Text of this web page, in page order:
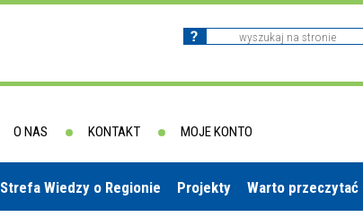
O NAS KONTAKT MOJE KONTO
Strefa Wiedzy o Regionie Projekty Warto przeczytać